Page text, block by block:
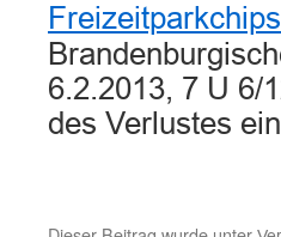
6.2.2013, 7 U 6/
des Verlustes